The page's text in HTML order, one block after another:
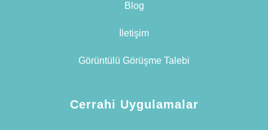
Blog
İletişim
Görüntülü Görüşme Talebi
Cerrahi Uygulamalar